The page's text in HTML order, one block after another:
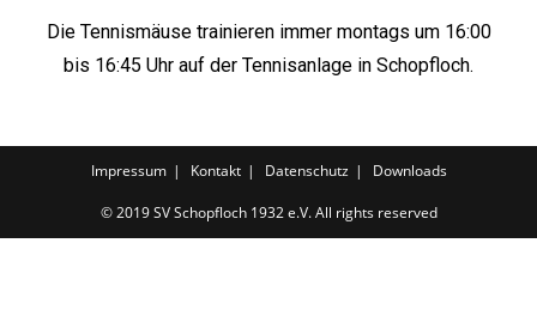
Die Tennismäuse trainieren immer montags um 16:00
bis 16:45 Uhr auf der Tennisanlage in Schopfloch.
Impressum Kontakt Datenschutz Downloads
© 2019 SV Schopfloch 1932 e.V. All rights reserved